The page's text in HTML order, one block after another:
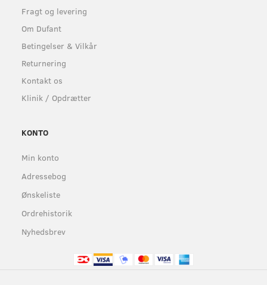
Fragt og levering
Om Dufant
Betingelser & Vilkår
Returnering
Kontakt os
Klinik / Opdrætter
KONTO
Min konto
Adressebog
Ønskeliste
Ordrehistorik
Nyhedsbrev